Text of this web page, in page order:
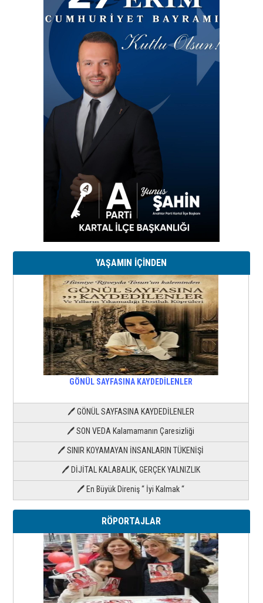
YAŞAMIN İÇİNDEN
GÖNÜL SAYFASINA KAYDEDİLENLER
🖊 GÖNÜL SAYFASINA KAYDEDİLENLER
🖊 SON VEDA Kalamamanın Çaresizliği
🖊 SINIR KOYAMAYAN İNSANLARIN TÜKENİŞİ
🖊 DİJİTAL KALABALIK, GERÇEK YALNIZLIK
🖊 En Büyük Direniş “ İyi Kalmak “
RÖPORTAJLAR